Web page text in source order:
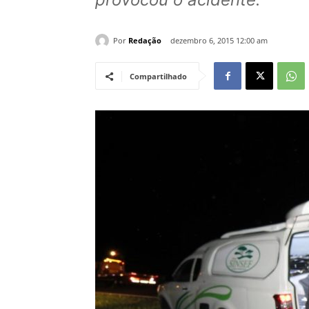
Por Redação dezembro 6, 2015 12:00 am
Compartilhado